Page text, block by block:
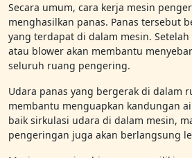
Secara umum, cara kerja mesin
menghasilkan panas. Panas tersebut
yang terdapat di dalam mesin.
atau blower akan membantu
seluruh ruang pengering.
Udara panas yang bergerak di dalam
membantu menguapkan kandungan
baik sirkulasi udara di dalam mesin,
pengeringan juga akan berlangsung